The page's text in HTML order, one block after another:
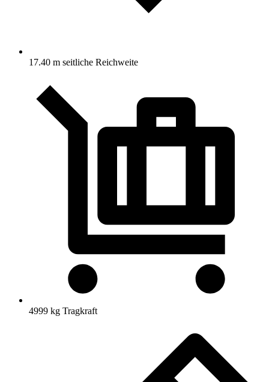
17.40 m seitliche Reichweite
4999 kg Tragkraft